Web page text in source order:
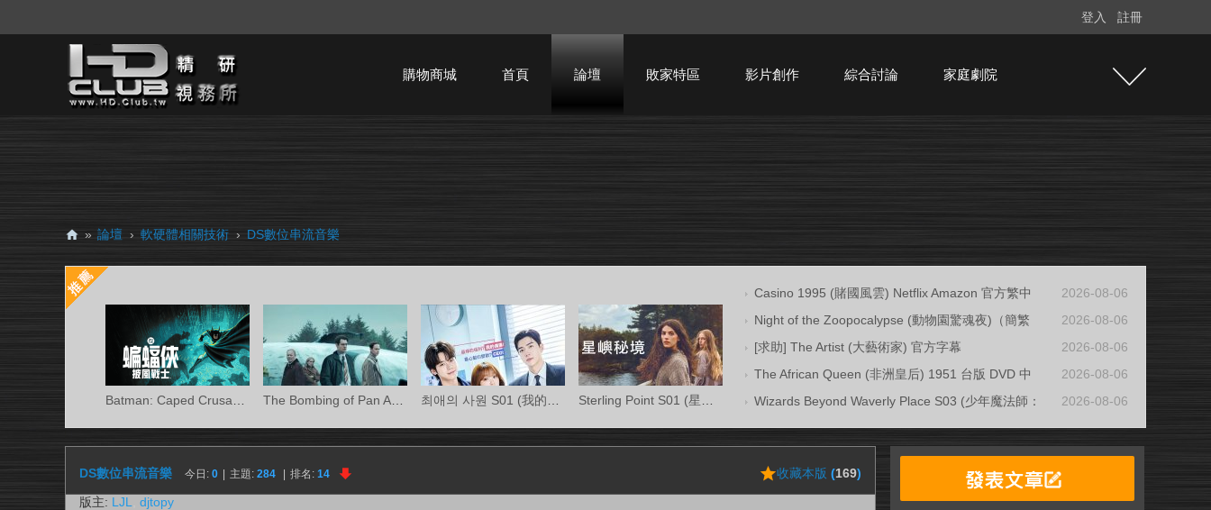
登入 註冊
購物商城 首頁 論壇 敗家特區 影片創作 綜合討論 家庭劇院
D.
Cl
務
» 論壇 › 軟硬體相關技術 › DS數位串流音樂
Casino 1995 (賭國風雲) Netflix Amazon 官方繁中
2026-08-06
Night of the Zoopocalypse (動物園驚魂夜)（簡繁
2026-08-06
[求助] The Artist (大藝術家) 官方字幕
2026-08-06
The African Queen (非洲皇后) 1951 台版 DVD 中
2026-08-06
Wizards Beyond Waverly Place S03 (少年魔法師：
2026-08-06
收藏本版 (169)
DS數位串流音樂 今日: 0 主題: 284 排名: 14
版主: LJL djtopy